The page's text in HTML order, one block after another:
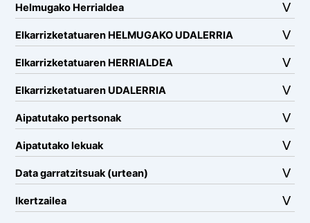
Helmugako Herrialdea
Elkarrizketatuaren HELMUGAKO UDALERRIA
Elkarrizketatuaren HERRIALDEA
Elkarrizketatuaren UDALERRIA
Aipatutako pertsonak
Aipatutako lekuak
Data garratzitsuak (urtean)
Ikertzailea